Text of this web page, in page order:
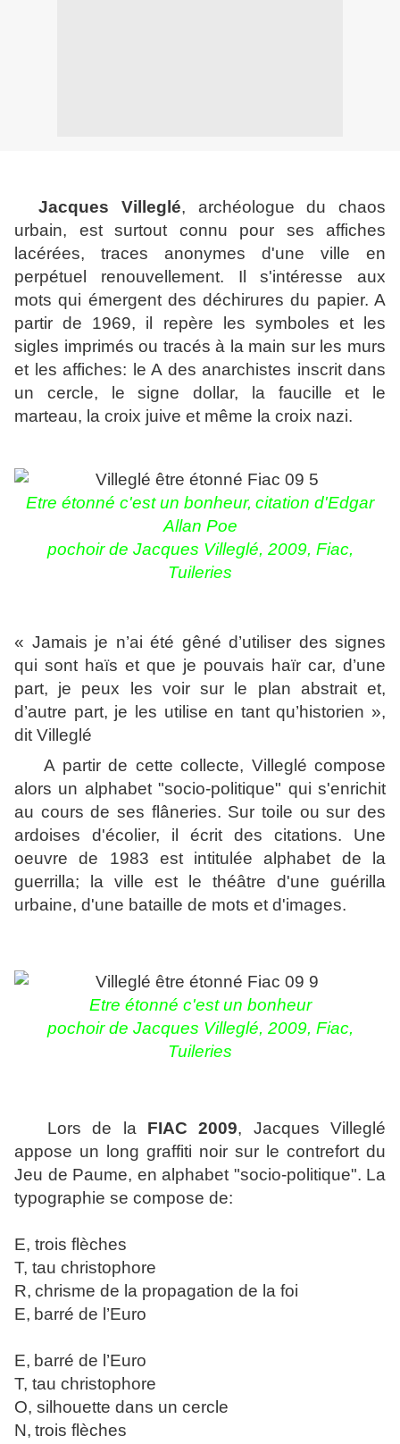
Jacques Villeglé, archéologue du chaos
urbain, est surtout connu pour ses affiches
lacérées, traces anonymes d'une ville en
perpétuel renouvellement. Il s'intéresse aux
mots qui émergent des déchirures du papier. A
partir de 1969, il repère les symboles et les
sigles imprimés ou tracés à la main sur les murs
et les affiches: le A des anarchistes inscrit dans
un cercle, le signe dollar, la faucille et le
marteau, la croix juive et même la croix nazi.
Etre étonné c'est un bonheur, citation d'Edgar
Allan Poe
pochoir de Jacques Villeglé, 2009, Fiac,
Tuileries
« Jamais je n’ai été gêné d’utiliser des signes
qui sont haïs et que je pouvais haïr car, d’une
part, je peux les voir sur le plan abstrait et,
d’autre part, je les utilise en tant qu’historien »,
dit Villeglé
A partir de cette collecte, Villeglé compose
alors un alphabet "socio-politique" qui s'enrichit
au cours de ses flâneries. Sur toile ou sur des
ardoises d'écolier, il écrit des citations. Une
oeuvre de 1983 est intitulée alphabet de la
guerrilla; la ville est le théâtre d'une guérilla
urbaine, d'une bataille de mots et d'images.
Etre étonné c'est un bonheur
pochoir de Jacques Villeglé, 2009, Fiac,
Tuileries
Lors de la FIAC 2009, Jacques Villeglé
appose un long graffiti noir sur le contrefort du
Jeu de Paume, en alphabet "socio-politique". La
typographie se compose de:
E, trois flèches
T, tau christophore
R, chrisme de la propagation de la foi
E, barré de l’Euro
E, barré de l’Euro
T, tau christophore
O, silhouette dans un cercle
N, trois flèches